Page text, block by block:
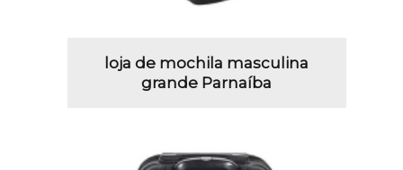
loja de mochila masculina
grande Parnaíba